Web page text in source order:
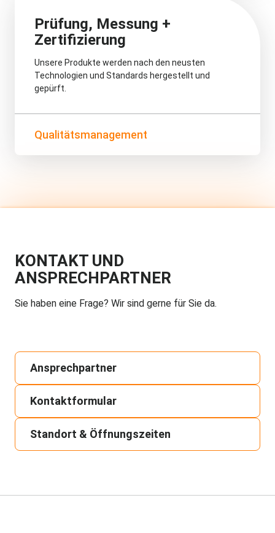
Prüfung, Messung +
Zertifizierung
Unsere Produkte werden nach den neusten
Technologien und Standards hergestellt und
gepürft.
Qualitätsmanagement
KONTAKT UND
ANSPRECHPARTNER
Sie haben eine Frage? Wir sind gerne für Sie da.
Ansprechpartner
Kontaktformular
Standort & Öffnungszeiten